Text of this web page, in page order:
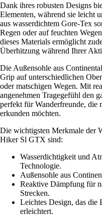
Dank ihres robusten Designs
Elementen, während sie leicht
aus wasserdichtem Gore-Tex
Regen oder auf feuchten
dieses Materials ermöglicht
Überhitzung während Ihrer
Die Außensohle aus
Grip auf unterschiedlichen
oder matschigen Wegen. Mit
angenehmen Tragegefühl den
perfekt für Wanderfreunde, die
erkunden möchten.
Die wichtigsten Merkmale der
Hiker Sl GTX sind:
Wasserdichtigkeit und
Technologie.
Außensohle aus
Reaktive Dämpfung für
Strecken.
Leichtes Design, das die
erleichtert.